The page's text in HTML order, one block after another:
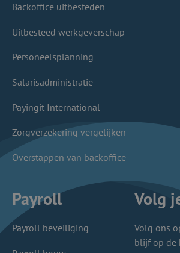
Backoffice uitbesteden
Uitbesteed werkgeverschap
Personeelsplanning
Salarisadministratie
Payingit International
Zorgverzekering vergelijken
Overstappen van backoffice
Payroll
Payroll beveiliging
Volg
Volg ons
blijf op de